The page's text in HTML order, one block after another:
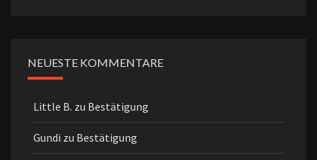
NEUESTE KOMMENTARE
Little B. zu Bestätigung
Gundi zu Bestätigung